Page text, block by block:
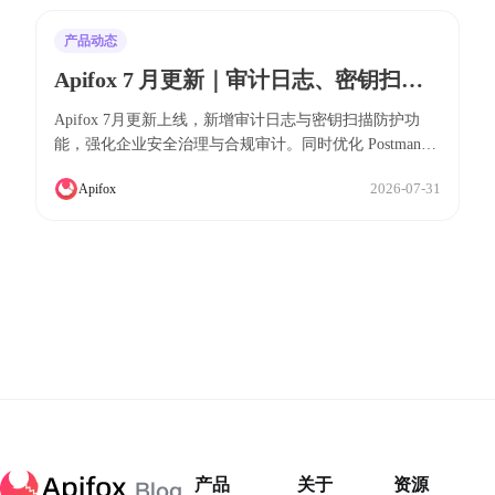
产品动态
Apifox 7 月更新｜审计日志、密钥扫描
防护、Postman/OpenAPI/Swagger 导入
体验优化
Apifox 7月更新上线，新增审计日志与密钥扫描防护功
能，强化企业安全治理与合规审计。同时优化 Postman、
权配置，并提供更明确的导入失败排查指引。此外，还改
Apifox 2026-07-31
产品 关于 资源